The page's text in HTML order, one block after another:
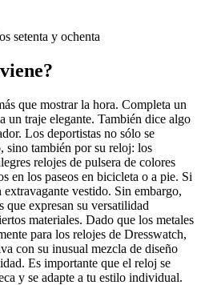
setenta y ochenta
que mostrar la hora. Completa un
un traje elegante. También dice algo
Los deportistas no sólo se
sino también por su reloj: los
relojes de pulsera de colores
en los paseos en bicicleta o a pie. Si
vestido. Sin embargo,
que expresan su versatilidad
materiales. Dado que los metales
para los relojes de Dresswatch,
con su inusual mezcla de diseño
Es importante que el reloj se
y se adapte a tu estilo individual.